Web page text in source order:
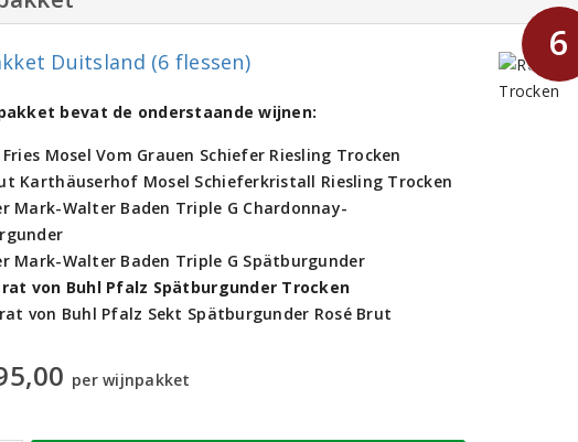
Duitsland (6 flessen)
bevat de onderstaande wijnen:
Mosel Vom Grauen Schiefer Riesling Trocken
Karthäuserhof Mosel Schieferkristall Riesling Trocken
Mark-Walter Baden Triple G Chardonnay-
Mark-Walter Baden Triple G Spätburgunder
von Buhl Pfalz Spätburgunder Trocken
von Buhl Pfalz Sekt Spätburgunder Rosé Brut
per wijnpakket
6